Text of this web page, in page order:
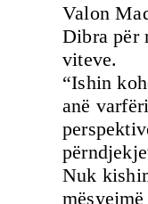
Valon
Dibra për
viteve.
“Ishin
anë
Nuk